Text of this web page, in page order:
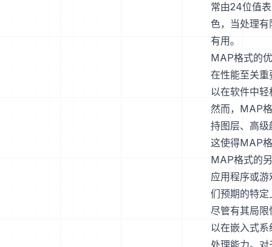
常由24位值
色，当处理
有用。
MAP格式的
在性能至关
以在软件中
然而，MAP
持图层、高
这使得MAP
MAP格式的
应用程序或
们预期的特
尽管有其局
以在嵌入式
处理能力。